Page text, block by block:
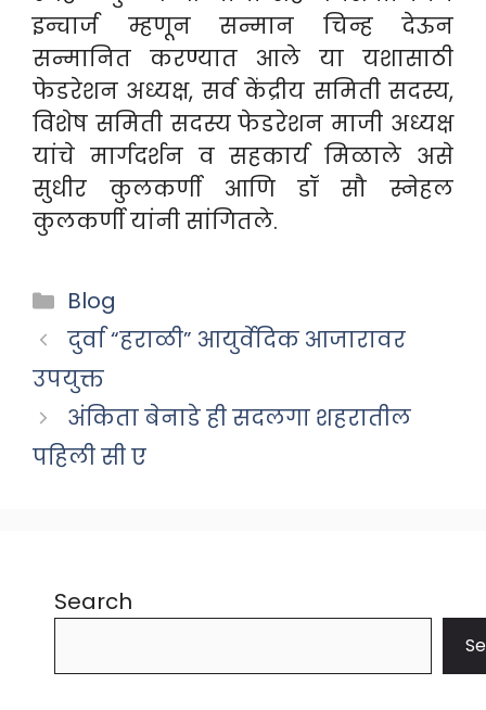
इन्चार्ज म्हणून सन्मान चिन्ह देऊन
सन्मानित करण्यात आले या यशासाठी
फेडरेशन अध्यक्ष, सर्व केंद्रीय समिती सदस्य,
विशेष समिती सदस्य फेडरेशन माजी अध्यक्ष
यांचे मार्गदर्शन व सहकार्य मिळाले असे
सुधीर कुलकर्णी आणि डॉ सौ स्नेहल
कुलकर्णी यांनी सांगितले.
Categories
Blog
दुर्वा “हराळी” आयुर्वेदिक आजारावर
उपयुक्त
अंकिता बेनाडे ही सदलगा शहरातील
पहिली सी ए
Search